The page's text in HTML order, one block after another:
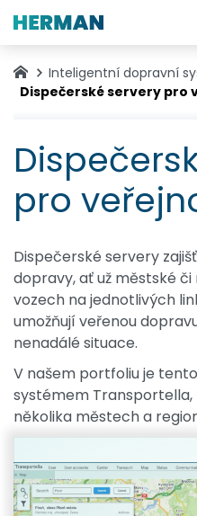
Inteligentní dopravní
Dispečerské servery pro
pro
Dispečerské servery
dopravy, ať už městské
vozech na jednotlivých
umožňují veřenou
nenadálé situace.
V našem portfoliu je
systémem
několika městech a